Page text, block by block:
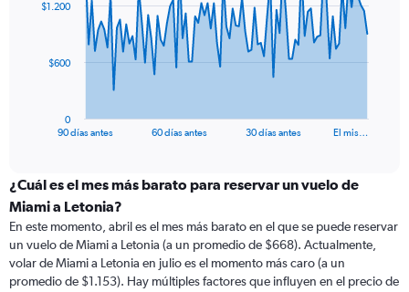
data
The
categories.
Range:
categories.
The
chart
has
90 días antes 60 días antes 30 días antes El mis…
0
$600
$1.200
¿Cuál es el mes más barato para reservar un vuelo de
Miami a Letonia?
En este momento, abril es el mes más barato en el que se puede reservar
un vuelo de Miami a Letonia (a un promedio de $668). Actualmente,
volar de Miami a Letonia en julio es el momento más caro (a un
promedio de $1.153). Hay múltiples factores que influyen en el precio de